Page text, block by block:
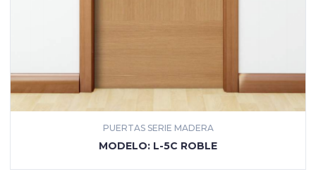
PUERTAS SERIE MADERA
MODELO: L-5C ROBLE
MÁS INFORMACIÓN